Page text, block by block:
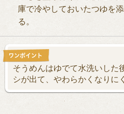
庫で冷やしておいたつゆを
る。
そうめんはゆでて水洗いした
シが出て、やわらかくなりに